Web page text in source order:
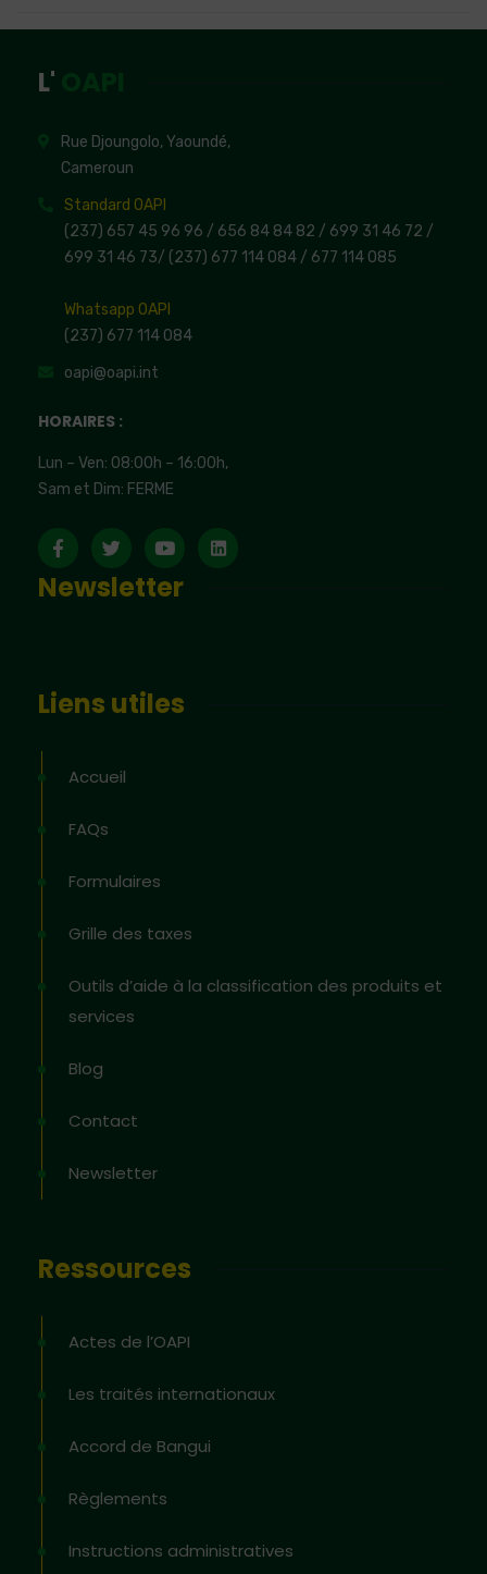
L'
Rue Djoungolo, Yaoundé,
Cameroun
Standard OAPI
(237) 657 45 96 96 / 656 84 84 82 / 699 31 46 72 /
699 31 46 73/ (237) 677 114 084 / 677 114 085
Whatsapp OAPI
(237) 677 114 084
oapi@oapi.int
HORAIRES :
Lun – Ven: 08:00h – 16:00h,
Sam et Dim: FERME
Newsletter
Liens utiles
Accueil
FAQs
Formulaires
Grille des taxes
Outils d’aide à la classification des produits et
services
Blog
Contact
Newsletter
Ressources
Actes de l’OAPI
Les traités internationaux
Accord de Bangui
Règlements
Instructions administratives